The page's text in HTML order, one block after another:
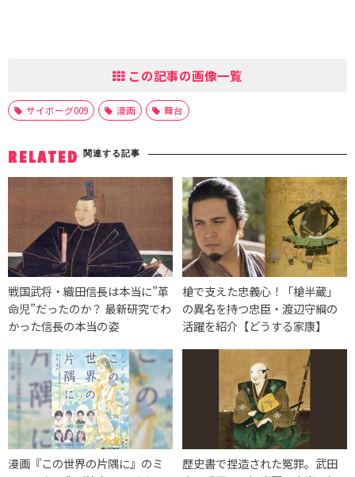
この記事の画像一覧
サイボーグ009 漫画 舞台
RELATED 関連する記事
戦国武将・織田信長は本当に”革
命児”だったのか？ 最新研究でわ
かった信長の本当の姿
槍で支えた忠義心！「槍半蔵」
の異名を持つ忠臣・渡辺守綱の
活躍を紹介【どうする家康】
漫画『この世界の片隅に』のミ
歴史書で捏造された冤罪。武田